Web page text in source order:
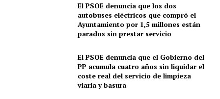
El PSOE denuncia que los dos
autobuses eléctricos que compró el
Ayuntamiento por 1,5 millones están
parados sin prestar servicio
El PSOE denuncia que el Gobierno del
PP acumula cuatro años sin liquidar el
coste real del servicio de limpieza
viaria y basura